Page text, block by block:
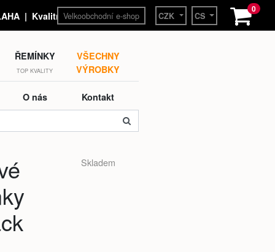
Velkoobchodní e-shop CZK CS
0
| Kvalitní hodinky a
ŘEMÍNKY
TOP KVALITY
VŠECHNY
VÝROBKY
O nás Kontakt
Skladem